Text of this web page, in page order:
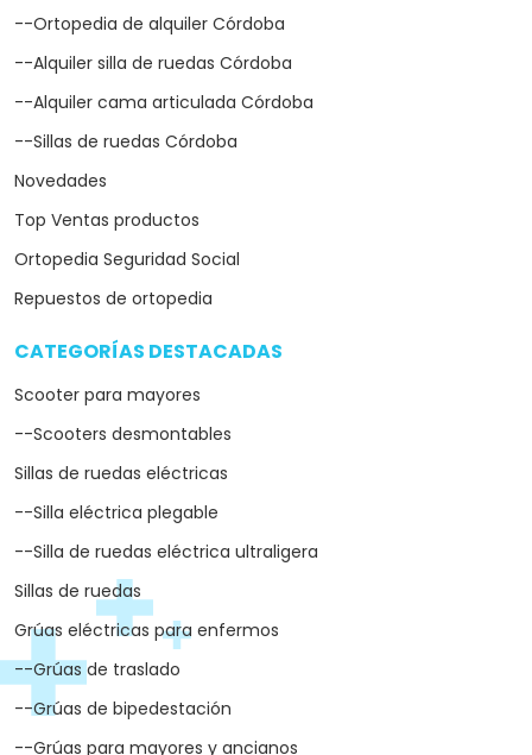
--Ortopedia de alquiler Córdoba
--Alquiler silla de ruedas Córdoba
--Alquiler cama articulada Córdoba
--Sillas de ruedas Córdoba
Novedades
Top Ventas productos
Ortopedia Seguridad Social
Repuestos de ortopedia
CATEGORÍAS DESTACADAS
Scooter para mayores
--Scooters desmontables
Sillas de ruedas eléctricas
--Silla eléctrica plegable
--Silla de ruedas eléctrica ultraligera
Sillas de ruedas
Grúas eléctricas para enfermos
--Grúas de traslado
--Grúas de bipedestación
--Grúas para mayores y ancianos